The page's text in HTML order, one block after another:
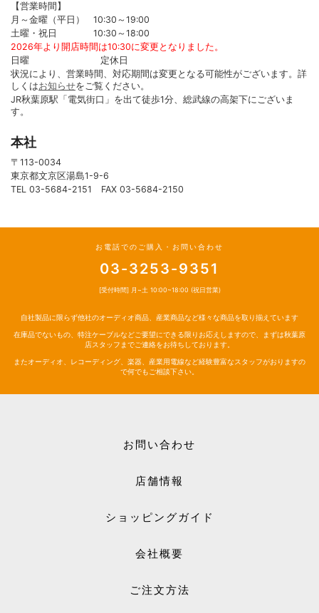
【営業時間】
月～金曜（平日） 10:30～19:00
土曜・祝日 10:30～18:00
2026年より開店時間は10:30に変更となりました。
日曜 定休日
状況により、営業時間、対応期間は変更となる可能性がございます。詳
しくはお知らせをご覧ください。
JR秋葉原駅「電気街口」を出て徒歩1分、総武線の高架下にございま
す。
本社
〒113-0034
東京都文京区湯島1-9-6
TEL 03-5684-2151 FAX 03-5684-2150
お電話でのご購入・お問い合わせ
03-3253-9351
[受付時間] 月~土 10:00~18:00 (祝日営業)
自社製品に限らず他社のオーディオ商品、産業商品など様々な商品を取り揃えています
在庫品でないもの、特注ケーブルなどご要望にできる限りお応えしますので、まずは秋葉原
店スタッフまでご連絡をお待ちしております。
またオーディオ、レコーディング、楽器、産業用電線など経験豊富なスタッフがおりますの
で何でもご相談下さい。
お問い合わせ
店舗情報
ショッピングガイド
会社概要
ご注文方法